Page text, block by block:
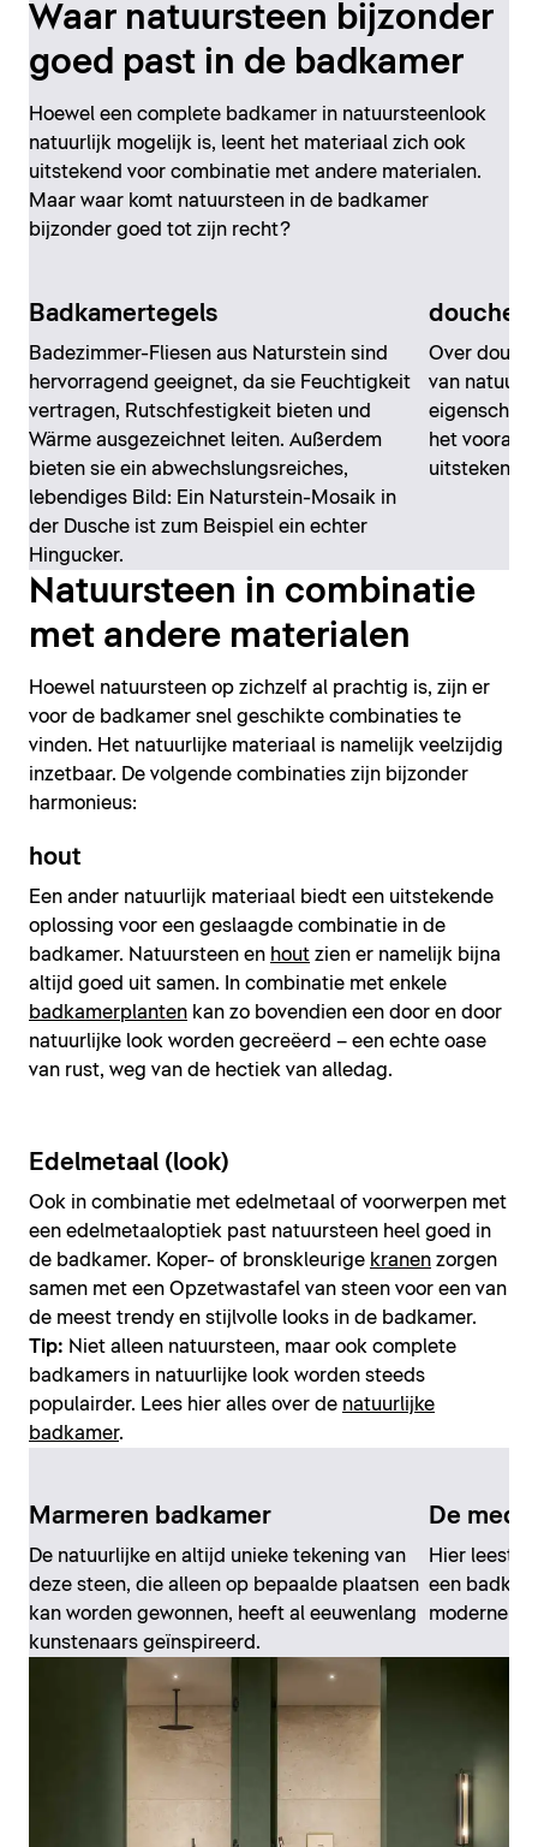
Waar natuursteen bijzonder
goed past in de badkamer
Hoewel een complete badkamer in natuursteenlook
natuurlijk mogelijk is, leent het materiaal zich ook
uitstekend voor combinatie met andere materialen.
Maar waar komt natuursteen in de badkamer
bijzonder goed tot zijn recht?
Badkamertegels
Badezimmer-Fliesen aus Naturstein sind
hervorragend geeignet, da sie Feuchtigkeit
vertragen, Rutschfestigkeit bieten und
Wärme ausgezeichnet leiten. Außerdem
bieten sie ein abwechslungsreiches,
lebendiges Bild: Ein Naturstein-Mosaik in
der Dusche ist zum Beispiel ein echter
Hingucker.
douche
Over
van
het vooral
uitstekende
Natuursteen in combinatie
met andere materialen
Hoewel natuursteen op zichzelf al prachtig is, zijn er
voor de badkamer snel geschikte combinaties te
vinden. Het natuurlijke materiaal is namelijk veelzijdig
inzetbaar. De volgende combinaties zijn bijzonder
harmonieus:
hout
Een ander natuurlijk materiaal biedt een uitstekende
oplossing voor een geslaagde combinatie in de
badkamer. Natuursteen en hout zien er namelijk bijna
altijd goed uit samen. In combinatie met enkele
badkamerplanten kan zo bovendien een door en door
natuurlijke look worden gecreëerd – een echte oase
van rust, weg van de hectiek van alledag.
Edelmetaal (look)
Ook in combinatie met edelmetaal of voorwerpen met
een edelmetaaloptiek past natuursteen heel goed in
de badkamer. Koper- of bronskleurige kranen zorgen
samen met een Opzetwastafel van steen voor een van
de meest trendy en stijlvolle looks in de badkamer.
Tip: Niet alleen natuursteen, maar ook complete
badkamers in natuurlijke look worden steeds
populairder. Lees hier alles over de natuurlijke
badkamer.
Marmeren badkamer
De natuurlijke en altijd unieke tekening van
deze steen, die alleen op bepaalde plaatsen
kan worden gewonnen, heeft al eeuwenlang
kunstenaars geïnspireerd.
De
Hier leest u
een
moderne